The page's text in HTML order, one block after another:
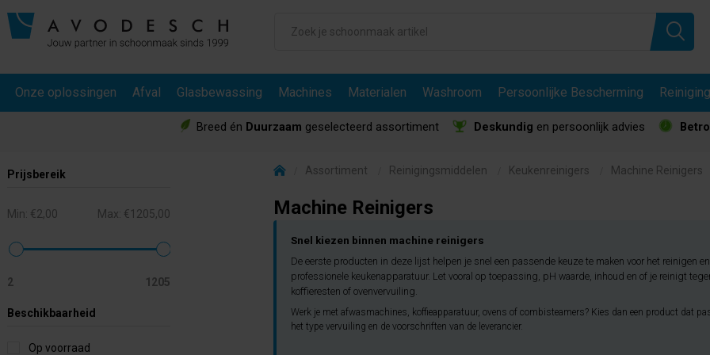
Onze oplossingen Afval Glasbewassing Machines Materialen Washroom Persoonlijke Bescherming
Breed én Duurzaam geselecteerd assortiment Deskundig en persoonlijk advies
Prijsbereik
Min: €2,00 Max: €1205,00
2 1205
Beschikbaarheid
Op voorraad
Assortiment Reinigingsmiddelen Keukenreinigers Machine Reinigers
Machine Reinigers
Snel kiezen binnen machine reinigers
De eerste producten in deze lijst helpen je snel een passende keuze te maken voor het reinigen
professionele keukenapparatuur. Let vooral op toepassing, pH waarde, inhoud en of je reinigt
koffieresten of ovenvervuiling.
Werk je met afwasmachines, koffieapparatuur, ovens of combisteamers? Kies dan een product dat
het type vervuiling en de voorschriften van de leverancier.